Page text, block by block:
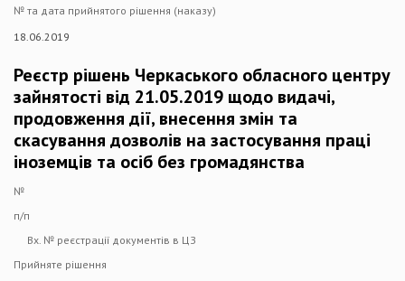
№ та дата прийнятого рішення (наказу)
18.06.2019
Реєстр рішень Черкаського обласного центру
зайнятості від 21.05.2019 щодо видачі,
продовження дії, внесення змін та
скасування дозволів на застосування праці
іноземців та осіб без громадянства
№
п/п
Вх. № реєстрації документів в ЦЗ
Прийняте рішення